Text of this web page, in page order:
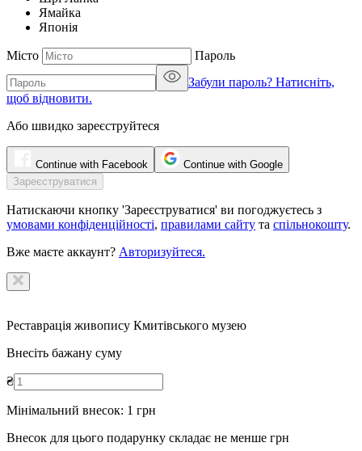
Ямайка
Японія
Місто
Пароль
Забули пароль? Натисніть,
щоб відновити.
Або швидко зареєструйтеся
Continue with Facebook Continue with Google
Натискаючи кнопку 'Зареєструватися' ви погоджуєтесь з
умовами конфіденційності, правилами сайту та спільнокошту.
Вже маєте аккаунт? Авторизуйтеся.
Реставрація живопису Кмитівського музею
Внесіть бажану суму
₴
Мінімальний внесок: 1 грн
Внесок для цього подарунку складає не менше грн